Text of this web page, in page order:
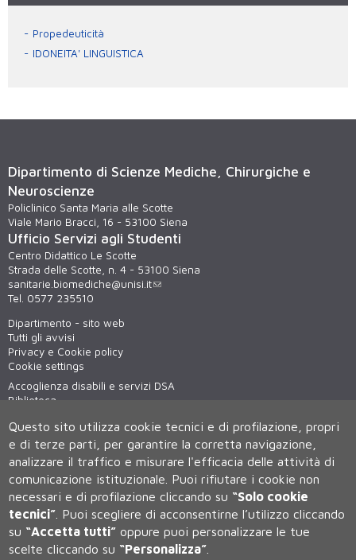
Propedeuticità
IDONEITA' LINGUISTICA
Dipartimento di Scienze Mediche, Chirurgiche e
Neuroscienze
Policlinico Santa Maria alle Scotte
Viale Mario Bracci, 16 - 53100 Siena
Ufficio Servizi agli Studenti
Centro Didattico Le Scotte
Strada delle Scotte, n. 4 - 53100 Siena
sanitarie.biomediche@unisi.it
Tel. 0577 235510
Dipartimento - sito web
Tutti gli avvisi
Privacy e Cookie policy
Cookie settings
Accoglienza disabili e servizi DSA
Biblioteca
WiFi - unisiWireless
Università degli Studi di Siena
Questo sito utilizza cookie tecnici e di profilazione, propri
e di terze parti, per garantire la corretta navigazione,
analizzare il traffico e misurare l'efficacia delle attività di
comunicazione istituzionale. Puoi rifiutare i cookie non
necessari e di profilazione cliccando su “Solo cookie
tecnici” Puoi scegliere di acconsentirne l’utilizzo cliccando
su “Accetta tutti” oppure puoi personalizzare le tue
scelte cliccando su “Personalizza”